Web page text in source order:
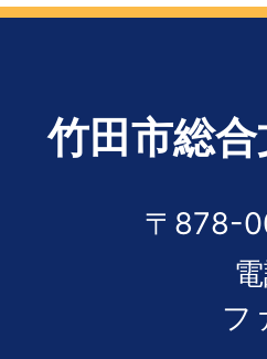
竹田市総
〒878-
フ